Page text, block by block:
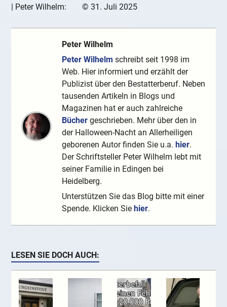
Peter Wilhelm: © 31. Juli 2025
Peter Wilhelm
Peter Wilhelm schreibt seit 1998 im
Web. Hier informiert und erzählt der
Publizist über den Bestatterberuf. Neben
tausenden Artikeln in Blogs und
Magazinen hat er auch zahlreiche
Bücher geschrieben. Mehr über den in
der Halloween-Nacht an Allerheiligen
geborenen Autor finden Sie u.a. hier.
Der Schriftsteller Peter Wilhelm lebt mit
seiner Familie in Edingen bei
Heidelberg.
Unterstützen Sie das Blog bitte mit einer
Spende. Klicken Sie hier.
LESEN SIE DOCH AUCH: